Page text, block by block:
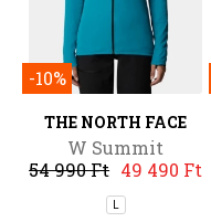
-10%
THE NORTH FACE
W Summit
Futurefleece Fz
Hoodie
54 990 Ft 49 490 Ft